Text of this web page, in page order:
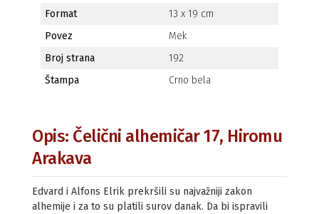
Format
13 x 19 cm
Povez
Mek
Broj strana
192
Štampa
Crno bela
Opis: Čelični alhemičar 17, Hiromu
Arakava
Edvard i Alfons Elrik prekršili su najvažniji zakon
alhemije i za to su platili surov danak. Da bi ispravili